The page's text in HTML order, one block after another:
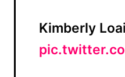
Kimberly